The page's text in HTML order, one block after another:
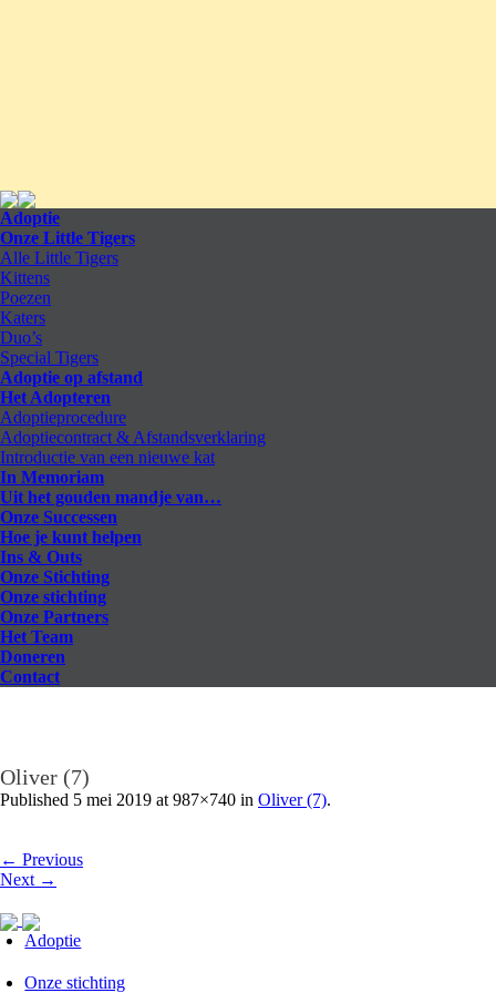
Adoptie
Onze Little Tigers
Alle Little Tigers
Kittens
Poezen
Katers
Duo’s
Special Tigers
Adoptie op afstand
Het Adopteren
Adoptieprocedure
Adoptiecontract & Afstandsverklaring
Introductie van een nieuwe kat
In Memoriam
Uit het gouden mandje van…
Onze Successen
Hoe je kunt helpen
Ins & Outs
Onze Stichting
Onze stichting
Onze Partners
Het Team
Doneren
Contact
Oliver (7)
Published 5 mei 2019 at 987×740 in Oliver (7).
← Previous
Next →
Adoptie
Onze stichting